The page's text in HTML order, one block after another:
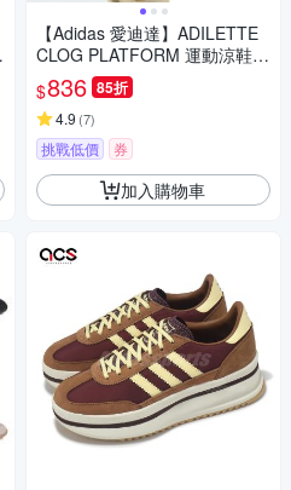
【Adidas 愛迪達】ADILETTE
CLOG PLATFORM 運動涼鞋
運動拖鞋 男女 A-JP7159 B-JR
2626 精選三款
$836 85折
4.9 (7)
挑戰低價 券
加入購物車